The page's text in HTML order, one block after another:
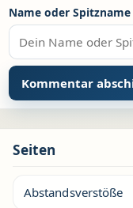
Name oder Spitzname
Seiten
Abstandsverstöße